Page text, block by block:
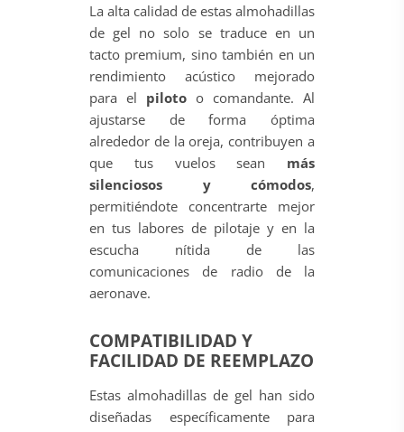
La alta calidad de estas almohadillas
de gel no solo se traduce en un
tacto premium, sino también en un
rendimiento acústico mejorado
para el pilotoo comandante. Al
ajustarse de forma óptima
alrededor de la oreja, contribuyen a
que tus vuelos sean más
silenciosos y cómodos,
permitiéndote concentrarte mejor
en tus labores de pilotaje y en la
escucha nítida de las
comunicaciones de radio de la
aeronave.
COMPATIBILIDAD Y
FACILIDAD DE REEMPLAZO
Estas almohadillas de gel han sido
diseñadas específicamente para